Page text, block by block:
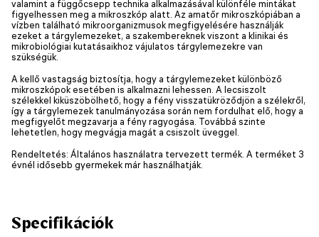
valamint a függőcsepp technika alkalmazásával különféle mintákat
figyelhessen meg a mikroszkóp alatt. Az amatőr mikroszkópiában a
vízben található mikroorganizmusok megfigyelésére használják
ezeket a tárgylemezeket, a szakembereknek viszont a klinikai és
mikrobiológiai kutatásaikhoz vájulatos tárgylemezekre van
szükségük.
A kellő vastagság biztosítja, hogy a tárgylemezeket különböző
mikroszkópok esetében is alkalmazni lehessen. A lecsiszolt
szélekkel kiküszöbölhető, hogy a fény visszatükröződjön a szélekről,
így a tárgylemezek tanulmányozása során nem fordulhat elő, hogy a
megfigyelőt megzavarja a fény ragyogása. Továbbá szinte
lehetetlen, hogy megvágja magát a csiszolt üveggel.
Rendeltetés: Általános használatra tervezett termék. A terméket 3
évnél idősebb gyermekek már használhatják.
Specifikációk